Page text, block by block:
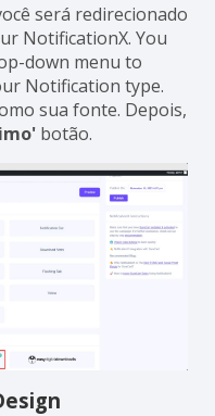
será redirecionado
NotificationX. You
down menu to
Notification type.
sua fonte. Depois,
botão.